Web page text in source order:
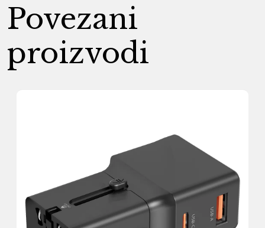
Povezani
proizvodi